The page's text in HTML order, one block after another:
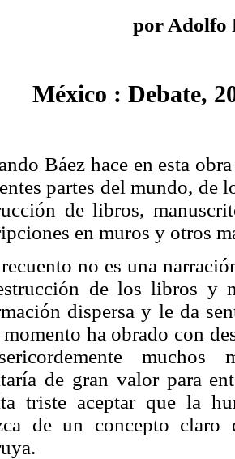
por Adolfo
México : Debate,
Báez hace en esta
partes del mundo, de
de libros,
en muros y otros
no es una
de los libros y
dispersa y le da
ha obrado con
muchos
de gran valor para
triste aceptar que la
de un concepto